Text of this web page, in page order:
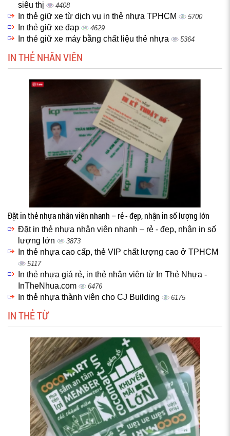
siêu thị
4408
In thẻ giữ xe từ dịch vụ in thẻ nhựa TPHCM 5700
In thẻ giữ xe đạp 4629
In thẻ giữ xe máy bằng chất liệu thẻ nhựa 5364
IN THẺ NHÂN VIÊN
Đặt in thẻ nhựa nhân viên nhanh – rẻ - đẹp, nhận in số lượng lớn
Đặt in thẻ nhựa nhân viên nhanh – rẻ - đẹp, nhận in số
lượng lớn
3873
In thẻ nhựa cao cấp, thẻ VIP chất lượng cao ở TPHCM
5117
In thẻ nhựa giá rẻ, in thẻ nhân viên từ In Thẻ Nhựa -
InTheNhua.com
6476
In thẻ nhựa thành viên cho CJ Building 6175
IN THẺ TỪ